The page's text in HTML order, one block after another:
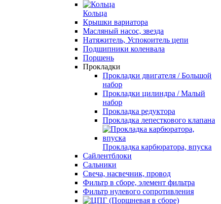
Кольца
Крышки вариатора
Масляный насос, звезда
Натяжитель, Успокоитель цепи
Подшипники коленвала
Поршень
Прокладки
Прокладки двигателя / Большой
набор
Прокладки цилиндра / Малый
набор
Прокладка редуктора
Прокладка лепесткового клапана
Прокладка карбюратора, впуска
Сайлентблоки
Сальники
Свеча, насвечник, провод
Фильтр в сборе, элемент фильтра
Фильтр нулевого сопротивления